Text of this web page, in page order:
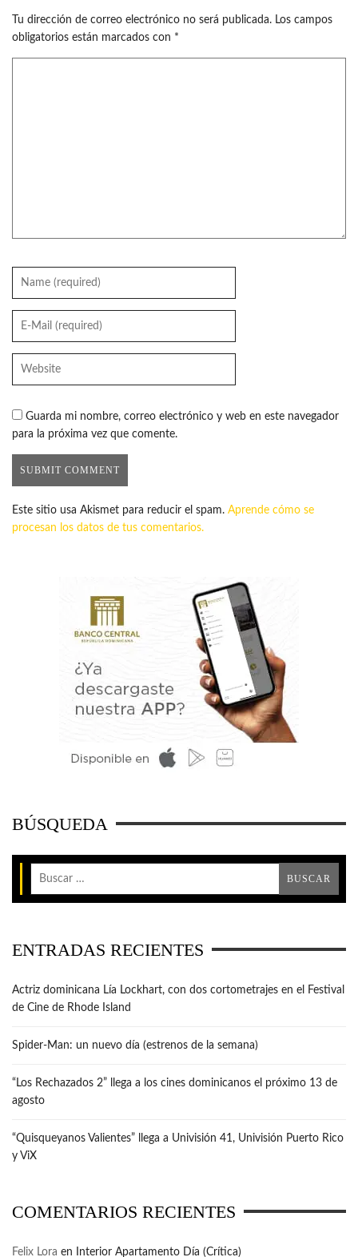
Tu dirección de correo electrónico no será publicada. Los campos
obligatorios están marcados con *
Guarda mi nombre, correo electrónico y web en este navegador
para la próxima vez que comente.
Este sitio usa Akismet para reducir el spam. Aprende cómo se
procesan los datos de tus comentarios.
BÚSQUEDA
ENTRADAS RECIENTES
Actriz dominicana Lía Lockhart, con dos cortometrajes en el Festival
de Cine de Rhode Island
Spider-Man: un nuevo día (estrenos de la semana)
“Los Rechazados 2” llega a los cines dominicanos el próximo 13 de
agosto
“Quisqueyanos Valientes” llega a Univisión 41, Univisión Puerto Rico
y ViX
COMENTARIOS RECIENTES
Felix Lora en Interior Apartamento Día (Crítica)